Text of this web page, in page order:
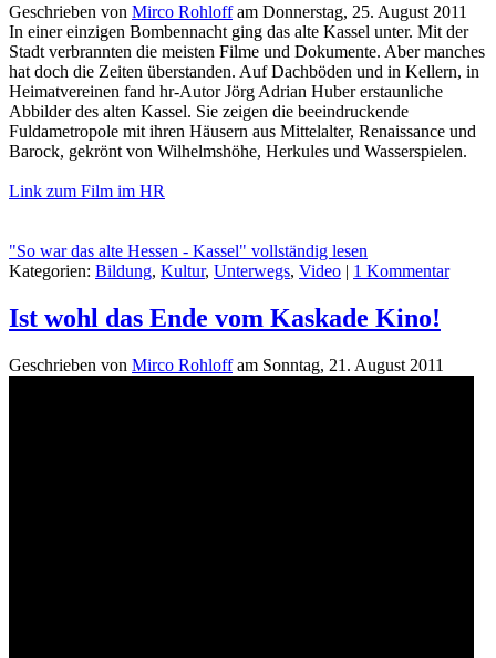
Geschrieben von Mirco Rohloffam Donnerstag, 25. August 2011
In einer einzigen Bombennacht ging das alte Kassel unter. Mit der
Stadt verbrannten die meisten Filme und Dokumente. Aber manches
hat doch die Zeiten überstanden. Auf Dachböden und in Kellern, in
Heimatvereinen fand hr-Autor Jörg Adrian Huber erstaunliche
Abbilder des alten Kassel. Sie zeigen die beeindruckende
Fuldametropole mit ihren Häusern aus Mittelalter, Renaissance und
Barock, gekrönt von Wilhelmshöhe, Herkules und Wasserspielen.
Link zum Film im HR
"So war das alte Hessen - Kassel" vollständig lesen
Kategorien: Bildung, Kultur, Unterwegs, Video | 1 Kommentar
Ist wohl das Ende vom Kaskade Kino!
Geschrieben von Mirco Rohloffam Sonntag, 21. August 2011